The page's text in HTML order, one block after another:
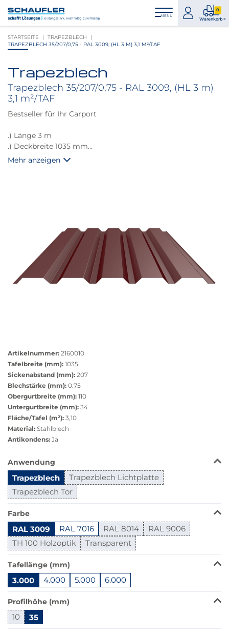
Inhalt
Hauptnavigation
Footernavigation
Logo
Schaufler
verlinkt
zur
MENÜ
zum
Konto
0
Warenkorb >
0
STARTSEITE
TRAPEZBLECH
TRAPEZBLECH 35/207/0,75 - RAL 3009, (HL 3 M) 3,1 M²/TAF
Produktbilder
überspringen
Trapezblech
Trapezblech 35/207/0,75 - RAL 3009, (HL 3 m)
3,1 m²/TAF
Bestseller für Ihr Carport
.) Länge 3 m
.) Deckbreite 1035 mm
.) Stärke 0,75 mm
Mehr anzeigen
anzeigen
Artikelnummer: 2160010
Tafelbreite (mm): 1035
Sickenabstand (mm): 207
Blechstärke (mm): 0.75
Obergurtbreite (mm): 110
Untergurtbreite (mm): 34
Fläche/Tafel (m²): 3,10
Material: Stahlblech
Antikondens: Ja
Produkt
ist
in
dieser
Variante
nicht
verfügbar.
Bei
Klick
wechselt
der
Filter
auf
die
beste
Alternative
Anwendung
Trapezblech
Trapezblech Lichtplatte
Trapezblech Tor
Farbe
RAL 3009 RAL 7016 RAL 8014
RAL 9006
TH 100 Holzoptik
Transparent
Tafellänge (mm)
3.000 4.000 5.000 6.000
Profilhöhe (mm)
10 35